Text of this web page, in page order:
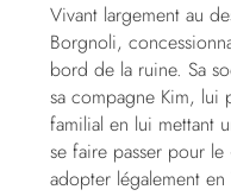
Vivant largement au
Borgnoli,
bord de la ruine. Sa
sa compagne Kim, lui
familial en lui mettant
se faire passer pour
adopter légalement